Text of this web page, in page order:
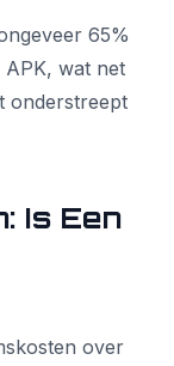
65%
wat net
onderstreept
Is Een
over